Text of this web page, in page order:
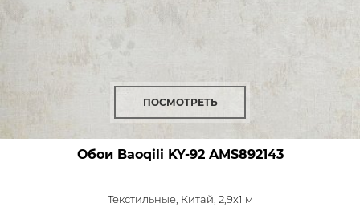
ПОСМОТРЕТЬ
Обои Baoqili KY-92AMS892143
Текстильные, Китай, 2,9x1 м